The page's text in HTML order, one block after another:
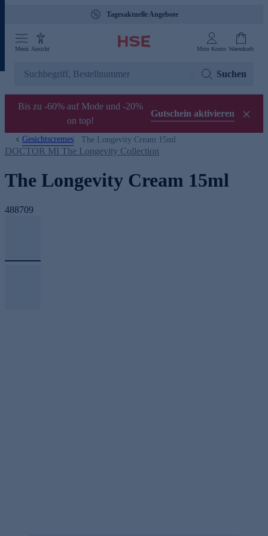
Tagesaktuelle Angebote
Menü Ansicht Mein Konto Warenkorb
Suchen
Bis zu -60% auf Mode und -20%
on top!
Gutschein aktivieren
Gesichtscremes The Longevity Cream 15ml
DOCTOR MI The Longevity Collection
The Longevity Cream 15ml
488709